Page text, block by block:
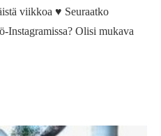
viikkoa ♥ Seuraatko
Instagramissa? Olisi mukava